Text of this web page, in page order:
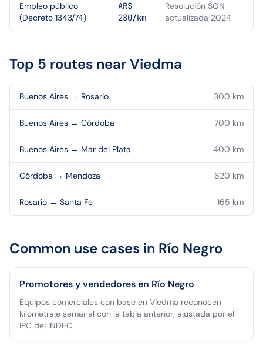
Empleo público
(Decreto 1343/74)
AR$
280/km
Resolución SGN
actualizada 2024
Top 5 routes nearViedma
Buenos Aires → Rosario 300 km
Buenos Aires → Córdoba 700 km
Buenos Aires → Mar del Plata 400 km
Córdoba → Mendoza 620 km
Rosario → Santa Fe 165 km
Common use cases in Río Negro
Promotores y vendedores en Río Negro
Equipos comerciales con base en Viedma reconocen
kilometraje semanal con la tabla anterior, ajustada por el
IPC del INDEC.